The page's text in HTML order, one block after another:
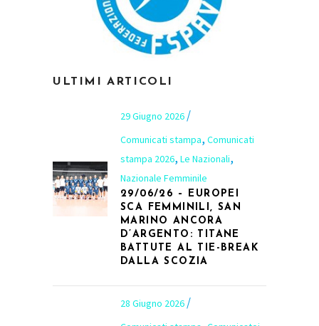
ULTIMI ARTICOLI
29 Giugno 2026
Comunicati stampa, Comunicati
stampa 2026, Le Nazionali,
Nazionale Femminile
29/06/26 – EUROPEI
SCA FEMMINILI, SAN
MARINO ANCORA
D’ARGENTO: TITANE
BATTUTE AL TIE-BREAK
DALLA SCOZIA
28 Giugno 2026